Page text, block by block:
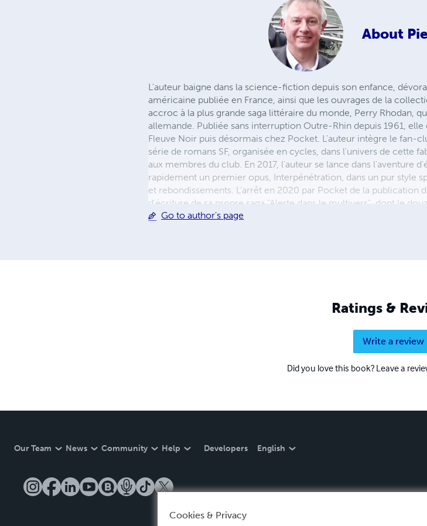
About
L'auteur baigne dans la science-fiction depuis son enfance,
américaine publiée en France, ainsi que les ouvrages de la
accroc à la plus grande saga littéraire du monde, Perry Rhodan,
allemande. Publiée sans interruption Outre-Rhin depuis 1961,
Fleuve Noir puis désormais chez Pocket. L'auteur intègre le fan-
série de romans SF, organisée en cycles, dans l'univers de cette
aux membres du club. En 2017, l'auteur se lance dans l'aventure
rapidement un premier opus, Interpénétration, dans un pur style
et rebondissements. L'arrêt en 2020 par Pocket de la publication
d'écriture de sa propre saga "Alerte dans le multivers", dont le
Go to author's page
Ratings &
Write a review
Did you love this book? Leave a
Our Team News Community Help Developers English
Cookies & Privacy